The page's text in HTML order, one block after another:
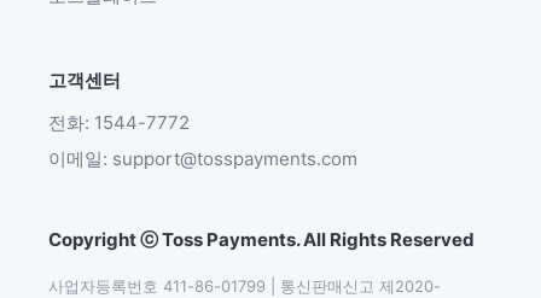
고객센터
전화: 1544-7772
이메일: support@tosspayments.com
Copyright ⓒ Toss Payments. All Rights Reserved
사업자등록번호 411-86-01799 | 통신판매신고 제2020-